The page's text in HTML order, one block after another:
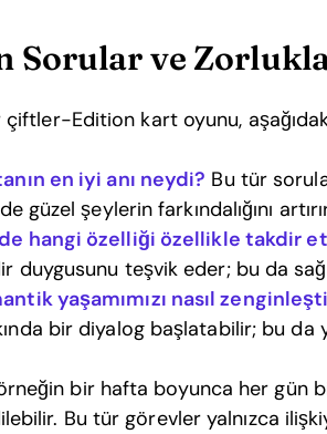
Sorular ve
çiftler-Edition kart oyunu,
en iyi anı neydi? Bu tür
güzel şeylerin farkındalığını
hangi özelliği özellikle takdir
duygusunu teşvik eder; bu da
yaşamımızı nasıl
bir diyalog başlatabilir; bu da
bir hafta boyunca her gün
Bu tür görevler yalnızca